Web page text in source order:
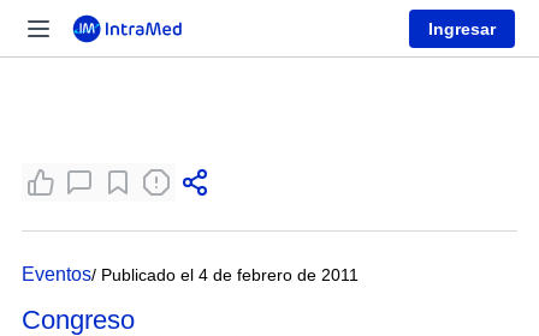
Ingresar
Eventos/ Publicado el 4 de febrero de 2011
Congreso